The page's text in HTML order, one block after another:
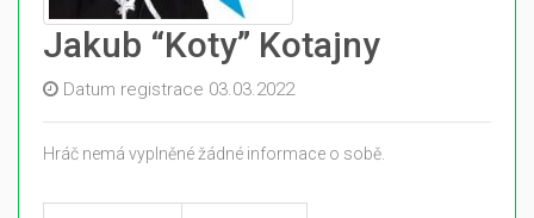
Jakub “Koty” Kotajny
Datum registrace 03.03.2022
Hráč nemá vyplněné žádné informace o sobě.